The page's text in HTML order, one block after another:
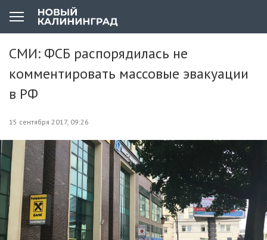
СМИ: ФСБ распорядилась не
комментировать массовые эвакуации
в РФ
15 сентября 2017, 09:26